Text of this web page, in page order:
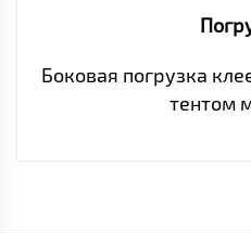
Боковая погрузка
тентом